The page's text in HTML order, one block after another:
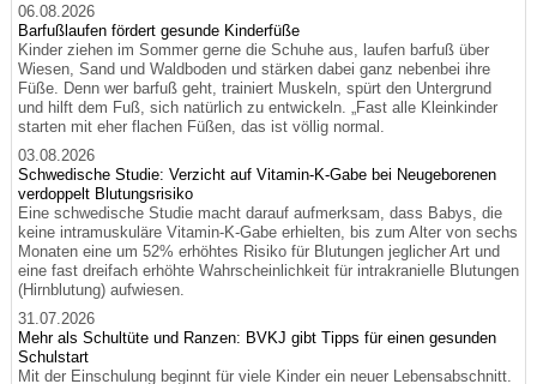
06.08.2026
Barfußlaufen fördert gesunde Kinderfüße
Kinder ziehen im Sommer gerne die Schuhe aus, laufen barfuß über
Wiesen, Sand und Waldboden und stärken dabei ganz nebenbei ihre
Füße. Denn wer barfuß geht, trainiert Muskeln, spürt den Untergrund
und hilft dem Fuß, sich natürlich zu entwickeln. „Fast alle Kleinkinder
starten mit eher flachen Füßen, das ist völlig normal.
03.08.2026
Schwedische Studie: Verzicht auf Vitamin-K-Gabe bei Neugeborenen
verdoppelt Blutungsrisiko
Eine schwedische Studie macht darauf aufmerksam, dass Babys, die
keine intramuskuläre Vitamin-K-Gabe erhielten, bis zum Alter von sechs
Monaten eine um 52% erhöhtes Risiko für Blutungen jeglicher Art und
eine fast dreifach erhöhte Wahrscheinlichkeit für intrakranielle Blutungen
(Hirnblutung) aufwiesen.
31.07.2026
Mehr als Schultüte und Ranzen: BVKJ gibt Tipps für einen gesunden
Schulstart
Mit der Einschulung beginnt für viele Kinder ein neuer Lebensabschnitt.